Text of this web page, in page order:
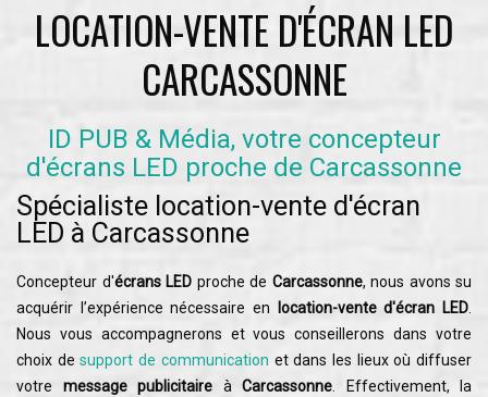
LOCATION-VENTE D'ÉCRAN LED
CARCASSONNE
ID PUB & Média, votre concepteur
d'écrans LED proche de Carcassonne
Spécialiste location-vente d'écran
LED à Carcassonne
Concepteur d'écrans LED proche de Carcassonne, nous avons su
acquérir l’expérience nécessaire en
location-vente d'écran LED
Nous vous accompagnerons et vous conseillerons dans votre
choix desupport de communication et dans les lieux où diffuser
votre message publicitaire à Carcassonne . Effectivement, la